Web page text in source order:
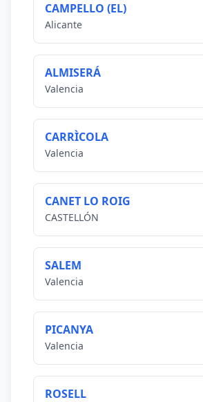
CAMPELLO (EL)
Alicante
ALMISERÁ
Valencia
CARRÌCOLA
Valencia
CANET LO ROIG
CASTELLÓN
SALEM
Valencia
PICANYA
Valencia
ROSELL